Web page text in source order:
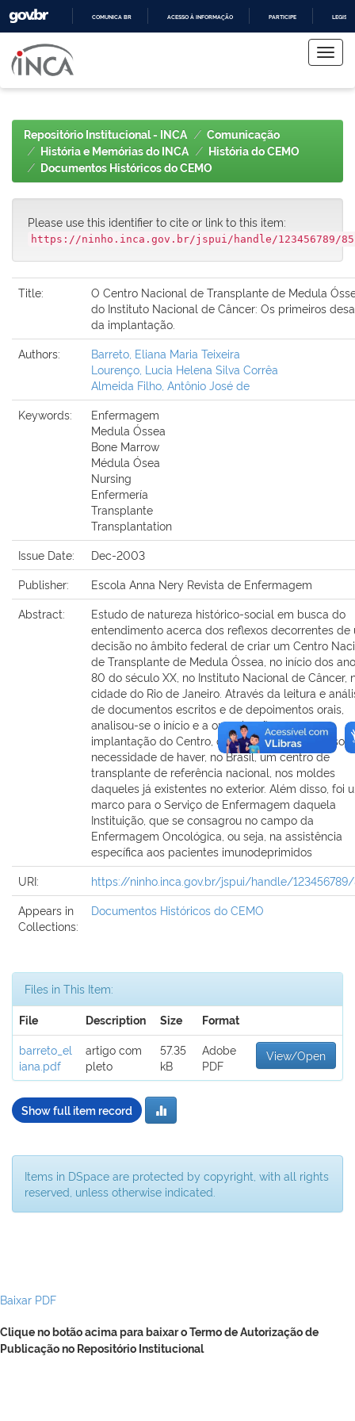
COMUNICA BR ACESSO À INFORMAÇÃO PARTICIPE
navigation
Repositório Institucional - INCA
Comunicação
História e Memórias do INCA
História do CEMO
Documentos Históricos do CEMO
Please use this identifier to cite or link to this item:
https://ninho.inca.gov.br/jspui/handle/123456789/
Title:
O Centro Nacional de Transplante de Medula
do Instituto Nacional de Câncer: Os primeiros
da implantação.
Authors:
Barreto, Eliana Maria Teixeira
Lourenço, Lucia Helena Silva Corrêa
Almeida Filho, Antônio José de
Keywords:
Enfermagem
Medula Óssea
Bone Marrow
Médula Ósea
Nursing
Enfermería
Transplante
Transplantation
Issue Date:
Dec-2003
Publisher:
Escola Anna Nery Revista de Enfermagem
Abstract:
Estudo de natureza histórico-social em busca do
entendimento acerca dos reflexos decorrentes de
decisão no âmbito federal de criar um Centro
de Transplante de Medula Óssea, no início dos
80 do século XX, no Instituto Nacional de Câncer,
cidade do Rio de Janeiro. Através da leitura e
de documentos escritos e de depoimentos orais,
analisou-se o início e a organização para a
implantação do Centro, que gerou discussões
necessidade de haver, no Brasil, um centro de
transplante de referência nacional, nos moldes
daqueles já existentes no exterior. Além disso, foi
marco para o Serviço de Enfermagem daquela
Instituição, que se consagrou no campo da
Enfermagem Oncológica, ou seja, na assistência
específica aos pacientes imunodeprimidos
URI:
https://ninho.inca.gov.br/jspui/handle/123456789/
Appears in
Collections:
Documentos Históricos do CEMO
Files in This Item:
File Description Size Format
barreto_el
iana.pdf
artigo com
pleto
57.35
kB
Adobe
PDF
View/Open
Show full item record
Items in DSpace are protected by copyright, with all rights
reserved, unless otherwise indicated.
Baixar PDF
Clique no botão acima para baixar o Termo de Autorização de
Publicação no Repositório Institucional